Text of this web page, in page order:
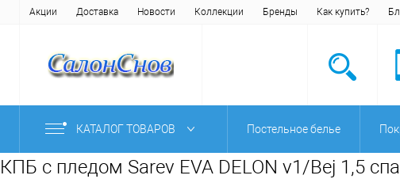
Акции Доставка Новости Коллекции Бренды Как купить?
КАТАЛОГ ТОВАРОВ Постельное белье
КПБ с пледом Sarev EVA DELON v1/Bej 1,5